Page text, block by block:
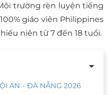
trường rèn luyện tiếng
giáo viên Philippines
niên từ 7 đến 18 tuổi.
AN - ĐÀ NẴNG 2026